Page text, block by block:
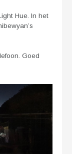
Hue. In het
Goed